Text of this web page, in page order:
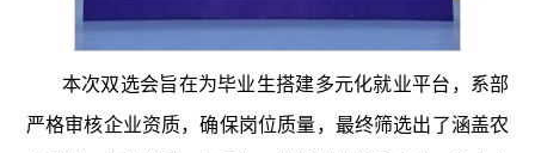
本次双选会旨在为毕业生搭建多元化就业平台，系部
严格审核企业资质，确保岗位质量，最终筛选出了涵盖农